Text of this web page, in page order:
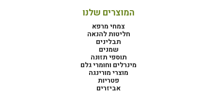
המוצרים שלנו
צמחי מרפא
חליטות להנאה
תבלינים
שמנים
תוספי תזונה
מינרלים וחומרי גלם
מוצרי מורינגה
פטריות
אביזרים